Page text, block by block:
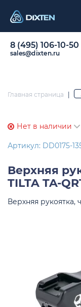
8 (495) 106-10-50
sales@dixten.ru
Главная страница |
Нет в наличии
Артикул: DD0175-
Верхняя
TILTA TA-
Верхняя рукоятка,